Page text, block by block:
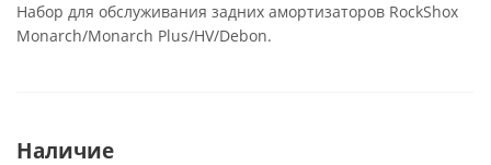
Набор для обслуживания задних амортизаторов RockShox
Monarch/Monarch Plus/HV/Debon.
Наличие